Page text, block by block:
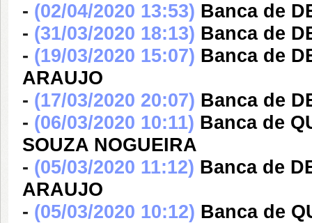
- (02/04/2020 13:53) Banca de
- (31/03/2020 18:13) Banca de
- (19/03/2020 15:07) Banca de
ARAUJO
- (17/03/2020 20:07) Banca de
- (06/03/2020 10:11) Banca de
SOUZA NOGUEIRA
- (05/03/2020 11:12) Banca de
ARAUJO
- (05/03/2020 10:12) Banca de